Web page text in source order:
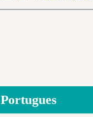
Portugues